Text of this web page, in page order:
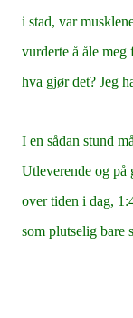
i stad, var
vurderte å åle
hva gjør det? Jeg
I en sådan stund
Utleverende og på
over tiden i dag,
som plutselig bare